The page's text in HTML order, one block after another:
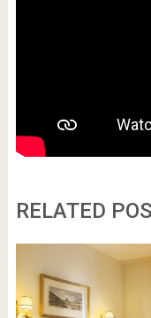
RELATED